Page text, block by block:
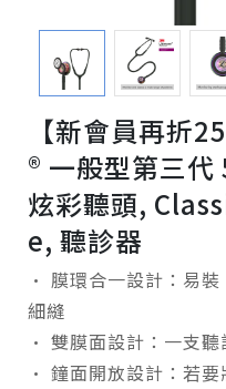
【新會員再
® 一般型第三
炫彩聽頭,
e, 聽診器
• 膜環合一設計：易
細縫
• 雙膜面設計：一支
• 鐘面開放設計：若